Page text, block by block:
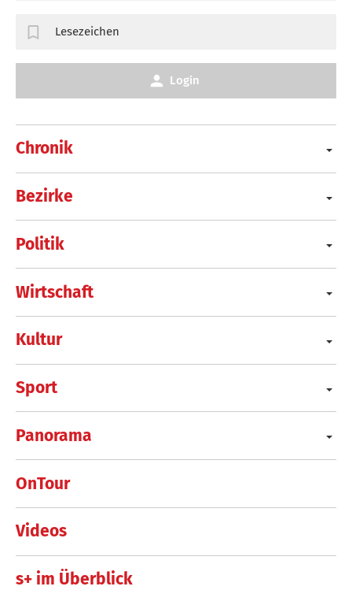
Chronik
Bezirke
Politik
Wirtschaft
Kultur
Sport
Panorama
OnTour
Videos
s+ im Überblick
Lesezeichen
Login